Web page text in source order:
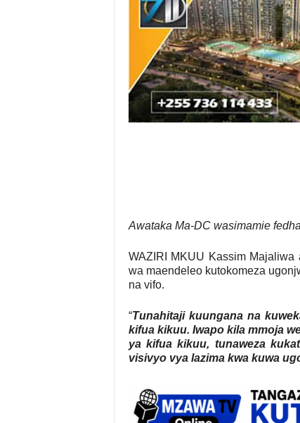
Awataka Ma-DC wasimamie
WAZIRI MKUU Kassim
wa maendeleo kutokomeza
na vifo.
“Tunahitaji kuungana na
kifua kikuu. Iwapo kila mmoja
ya kifua kikuu, tunaweza
visivyo vya lazima kwa kuwa